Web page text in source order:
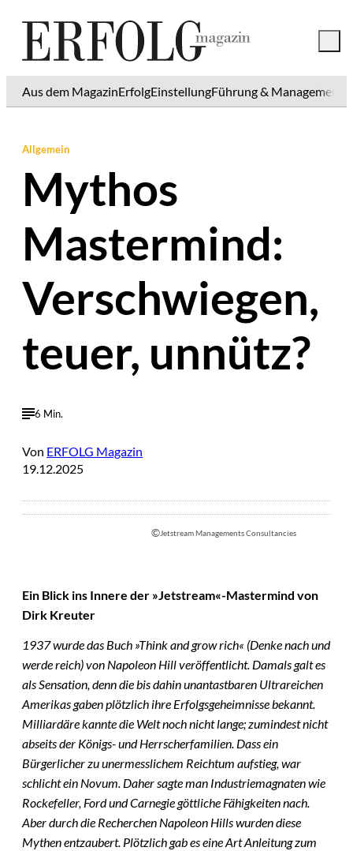
Aus dem MagazinErfolgEinstellungFührung & Management
Allgemein
Mythos
Mastermind:
Verschwiegen,
teuer, unnütz?
6 Min.
Von ERFOLG Magazin
19.12.2025
©Jetstream Managements Consultancies
Ein Blick ins Innere der »Jetstream«-Mastermind von
Dirk Kreuter
1937 wurde das Buch »Think and grow rich« (Denke nach und
werde reich) von Napoleon Hill veröffentlicht. Damals galt es
als Sensation, denn die bis dahin unantastbaren Ultrareichen
Amerikas gaben plötzlich ihre Erfolgsgeheimnisse bekannt.
Milliardäre kannte die Welt noch nicht lange; zumindest nicht
abseits der Königs- und Herrscherfamilien. Dass ein
Bürgerlicher zu unermesslichem Reichtum aufstieg, war
schlicht ein Novum. Daher sagte man Industriemagnaten wie
Rockefeller, Ford und Carnegie göttliche Fähigkeiten nach.
Aber durch die Recherchen Napoleon Hills wurden diese
Mythen entzaubert. Plötzlich gab es eine Art Anleitung zum